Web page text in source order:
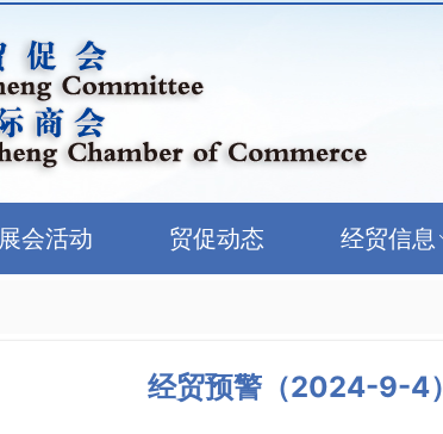
展会活动 贸促动态 经贸信息
经贸预警（2024-9-4）